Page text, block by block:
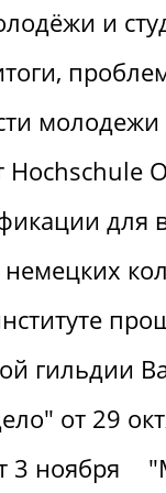
и
молодежи
Hochschule
для
гильдии
от 29
3 ноября